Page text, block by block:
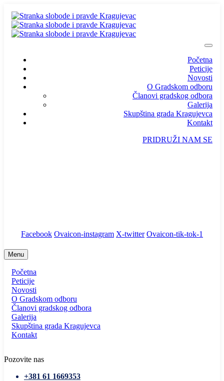
Početna
Peticije
Novosti
O Gradskom odboru
Članovi gradskog odbora
Galerija
Skupština grada Kragujevca
Kontakt
PRIDRUŽI NAM SE
Facebook Ovaicon-instagram X-twitter Ovaicon-tik-tok-1
Menu
Početna
Peticije
Novosti
O Gradskom odboru
Članovi gradskog odbora
Galerija
Skupština grada Kragujevca
Kontakt
Pozovite nas
+381 61 1669353